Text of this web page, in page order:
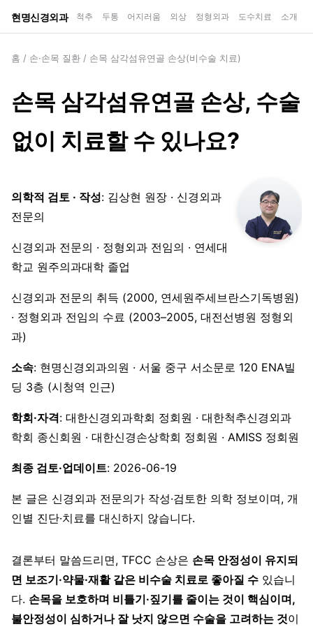
현명신경외과 척추 두통 어지러움 외상 정형외과 도수치료 소개
홈 / 손·손목 질환 / 손목 삼각섬유연골 손상(비수술 치료)
손목 삼각섬유연골 손상, 수술
없이 치료할 수 있나요?
의학적 검토 · 작성: 김상현 원장 · 신경외과
전문의
신경외과 전문의 · 정형외과 전임의 · 연세대
학교 원주의과대학 졸업
신경외과 전문의 취득 (2000, 연세원주세브란스기독병원)
· 정형외과 전임의 수료 (2003–2005, 대전선병원 정형외
과)
소속: 현명신경외과의원 · 서울 중구 서소문로 120 ENA빌
딩 3층 (시청역 인근)
학회·자격: 대한신경외과학회 정회원 · 대한척추신경외과
학회 종신회원 · 대한신경손상학회 정회원 · AMISS 정회원
최종 검토·업데이트: 2026-06-19
본 글은 신경외과 전문의가 작성·검토한 의학 정보이며, 개
인별 진단·치료를 대신하지 않습니다.
결론부터 말씀드리면, TFCC 손상은 손목 안정성이 유지되
면 보조기·약물·재활 같은 비수술 치료로 좋아질 수 있습니
다. 손목을 보호하며 비틀기·짚기를 줄이는 것이 핵심이며,
불안정성이 심하거나 잘 낫지 않으면 수술을 고려하는 것이